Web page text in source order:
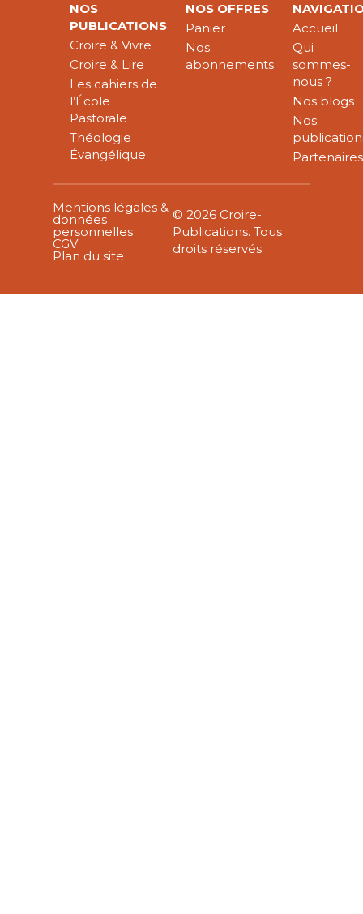
NOS
PUBLICATIONS
Croire & Vivre
Croire & Lire
Les cahiers de
l’École
Pastorale
Théologie
Évangélique
NOS OFFRES
Panier
Nos
abonnements
Accueil
Qui
sommes-
nous ?
Nos blogs
Nos
Partenaires
Mentions légales &
données
personnelles
CGV
Plan du site
© 2026 Croire-
Publications. Tous
droits réservés.